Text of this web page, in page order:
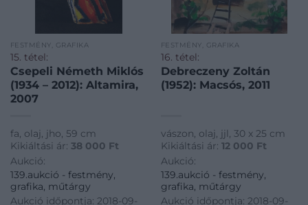
FESTMÉNY, GRAFIKA
15. tétel:
Csepeli Németh Miklós
(1934 – 2012): Altamira,
2007
fa, olaj, jho, 59 cm
Kikiáltási ár: 38 000 Ft
Aukció:
139.aukció - festmény,
grafika, műtárgy
Aukció időpontja: 2018-09-
FESTMÉNY, GRAFIKA
16. tétel:
Debreczeny Zoltán
(1952): Macsós, 2011
vászon, olaj, jjl, 30 x 25 cm
Kikiáltási ár: 12 000 Ft
Aukció:
139.aukció - festmény,
grafika, műtárgy
Aukció időpontja: 2018-09-